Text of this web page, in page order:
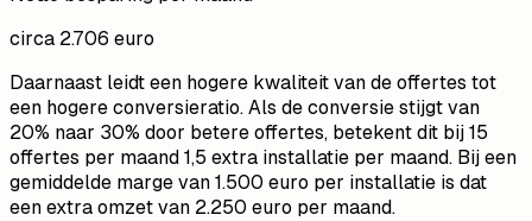
circa 2.706 euro
Daarnaast leidt een hogere kwaliteit van de offertes tot
een hogere conversieratio. Als de conversie stijgt van
20% naar 30% door betere offertes, betekent dit bij 15
offertes per maand 1,5 extra installatie per maand. Bij een
gemiddelde marge van 1.500 euro per installatie is dat
een extra omzet van 2.250 euro per maand.